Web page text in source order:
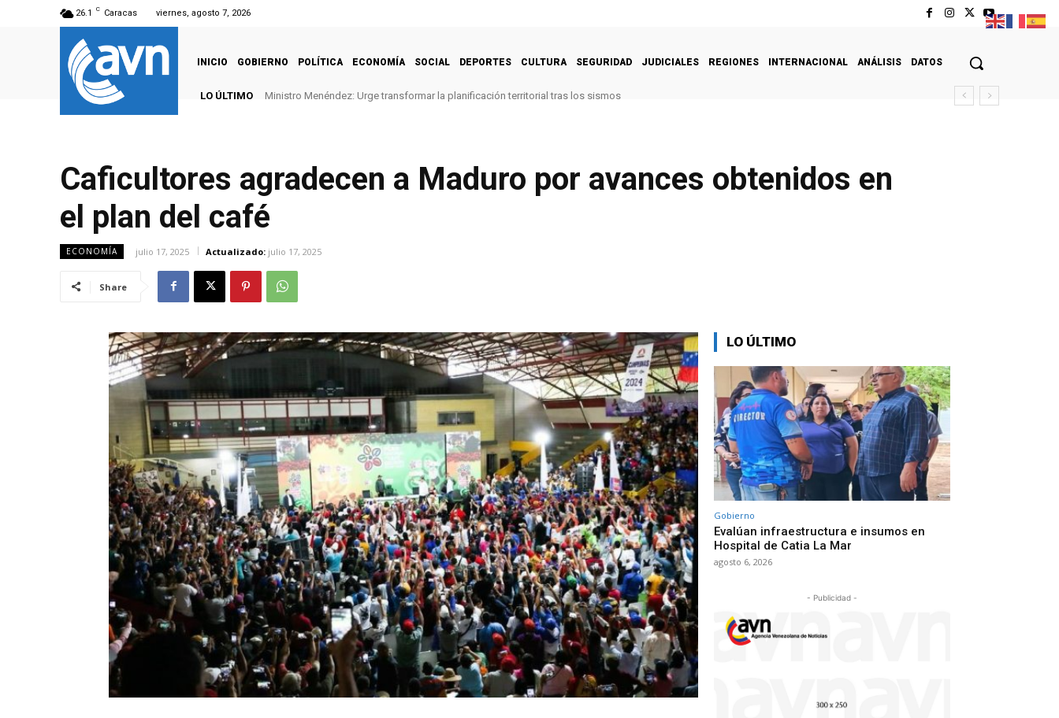
26.1 C Caracas viernes, agosto 7, 2026
INICIO GOBIERNO POLÍTICA ECONOMÍA SOCIAL DEPORTES CULTURA SEGURIDAD JUDICIALES REGIONES INTERNACIONAL ANÁLISIS DATOS
LO ÚLTIMO Ministro Menéndez: Urge transformar la planificación territorial tras los sismos
Caficultores agradecen a Maduro por avances obtenidos en
el plan del café
ECONOMÍA julio 17, 2025 Actualizado: julio 17, 2025
Share
LO ÚLTIMO
Gobierno
Evalúan infraestructura e insumos en
Hospital de Catia La Mar
agosto 6, 2026
- Publicidad -